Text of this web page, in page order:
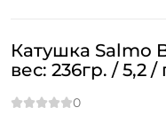
Катушка Salmo
вес: 236гр. /